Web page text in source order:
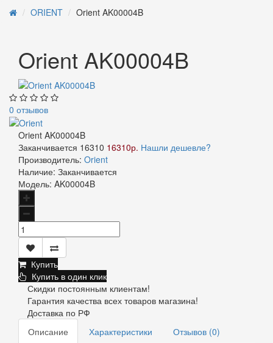
ORIENT Orient AK00004B
Orient AK00004B
0 отзывов
Orient AK00004B
Заканчивается 16310 16310р. Нашли дешевле?
Производитель: Orient
Наличие: Заканчивается
Модель: AK00004B
Купить
Купить в один клик
Скидки постоянным клиентам!
Гарантия качества всех товаров магазина!
Доставка по РФ
Описание
Характеристики
Отзывов (0)